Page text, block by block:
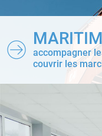
accompagner
couvrir les